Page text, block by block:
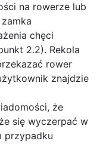
na rowerze lub
chęci
2.2). Rekola
rower
znajdzie
że
się wyczerpać w
przypadku